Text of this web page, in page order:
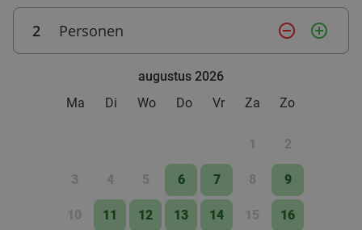
2 Personen remove_circle_outline add_circle_outline
augustus 2026
Ma
Di Wo Do Vr Za Zo
1 2
3 4 5 6 7 8 9
10 11 12 13 14 15 16